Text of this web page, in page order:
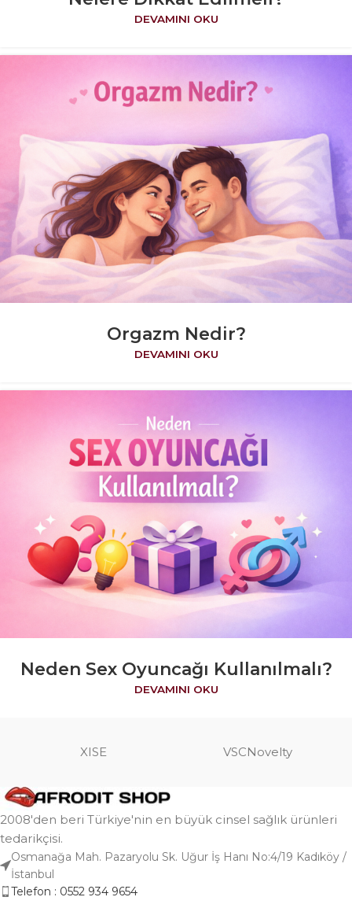
DEVAMINI OKU
Orgazm Nedir?
DEVAMINI OKU
Neden Sex Oyuncağı Kullanılmalı?
DEVAMINI OKU
XISE VSCNovelty
2008'den beri Türkiye'nin en büyük cinsel sağlık ürünleri
tedarikçisi.
Osmanağa Mah. Pazaryolu Sk. Uğur İş Hanı No:4/19 Kadıköy /
İstanbul
Telefon : 0552 934 9654